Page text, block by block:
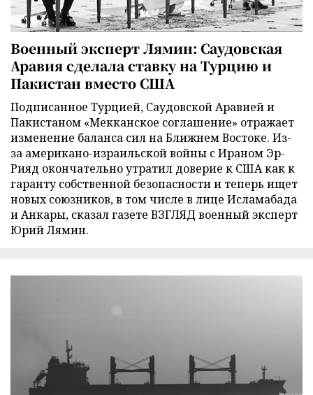
Военный эксперт Лямин: Саудовская
Аравия сделала ставку на Турцию и
Пакистан вместо США
Подписанное Турцией, Саудовской Аравией и
Пакистаном «Мекканское соглашение» отражает
изменение баланса сил на Ближнем Востоке. Из-
за американо-израильской войны с Ираном Эр-
Рияд окончательно утратил доверие к США как к
гаранту собственной безопасности и теперь ищет
новых союзников, в том числе в лице Исламабада
и Анкары, сказал газете ВЗГЛЯД военный эксперт
Юрий Лямин.